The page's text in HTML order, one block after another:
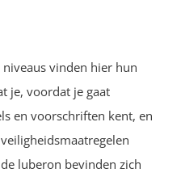
vinden hier hun
je, voordat je gaat
en voorschriften kent, en
luberon bevinden zich